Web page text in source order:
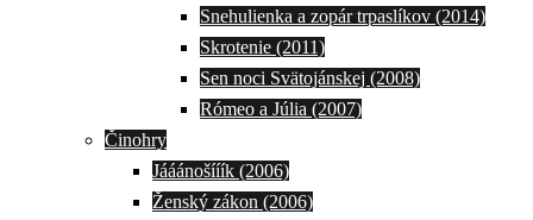
Snehulienka a zopár trpaslíkov (2014)
Skrotenie (2011)
Sen noci Svätojánskej (2008)
Rómeo a Júlia (2007)
Činohry
Jááánošííík (2006)
Ženský zákon (2006)